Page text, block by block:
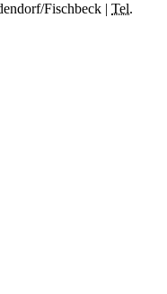
Fischbeck | Tel.